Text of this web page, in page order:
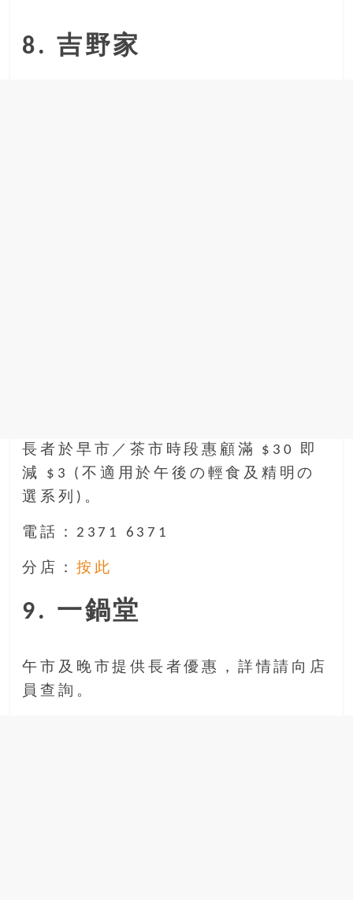
8. 吉野家
長者於早市／茶市時段惠顧滿 $30 即
減 $3 (不適用於午後の輕食及精明の
選系列)。
電話：2371 6371
分店： 按此
9. 一鍋堂
午市及晚市提供長者優惠，詳情請向店
員查詢。